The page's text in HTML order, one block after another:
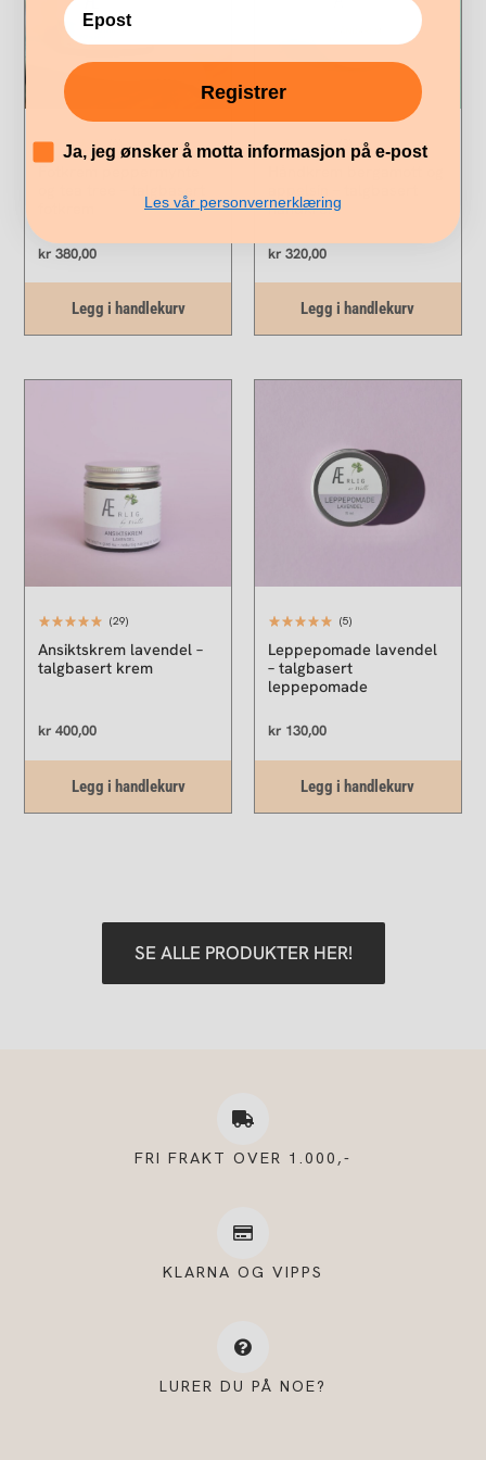
kr 380,00
Legg i handlekurv
håndkrem
kr 320,00
Legg i handlekurv
(29)
Ansiktskrem lavendel –
talgbasert krem
kr 400,00
Legg i handlekurv
(5)
Leppepomade lavendel
– talgbasert
leppepomade
kr 130,00
Legg i handlekurv
SE ALLE PRODUKTER HER!
FRI FRAKT OVER 1.000,-
KLARNA OG VIPPS
LURER DU PÅ NOE?
Registrer
´ Ja, jeg ønsker å motta informasjon på e-post
Les vår personvernerklæring